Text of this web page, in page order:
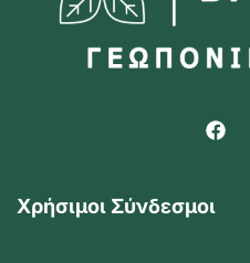
Χρήσιμοι Σύνδεσμοι